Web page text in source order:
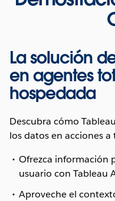
La solución
en agentes
hospedada
Descubra cómo
los datos en acciones
Ofrezca información
usuario con Tableau
Aproveche el